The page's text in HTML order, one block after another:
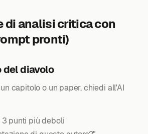
di analisi critica con
pronti)
del diavolo
capitolo o un paper, chiedi all'AI
3 punti più deboli